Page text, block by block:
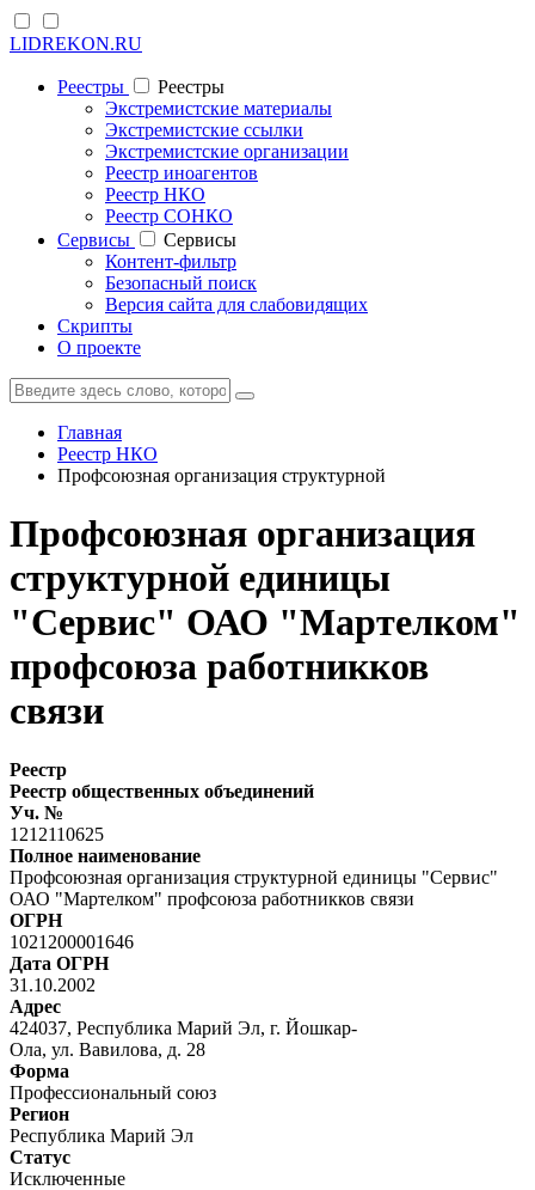
LIDREKON.RU
Реестры
Реестры
Экстремистские материалы
Экстремистские ссылки
Экстремистские организации
Реестр иноагентов
Реестр НКО
Реестр СОНКО
Cервисы
Cервисы
Контент-фильтр
Безопасный поиск
Версия сайта для слабовидящих
Скрипты
О проекте
Главная
Реестр НКО
Профсоюзная организация структурной
Профсоюзная организация
структурной единицы
"Сервис" ОАО "Мартелком"
профсоюза работникков
связи
Реестр
Реестр общественных объединений
Уч. №
1212110625
Полное наименование
Профсоюзная организация структурной единицы "Сервис"
ОАО "Мартелком" профсоюза работникков связи
ОГРН
1021200001646
Дата ОГРН
31.10.2002
Адрес
424037, Республика Марий Эл, г. Йошкар-
Ола, ул. Вавилова, д. 28
Форма
Профессиональный союз
Регион
Республика Марий Эл
Статус
Исключенные